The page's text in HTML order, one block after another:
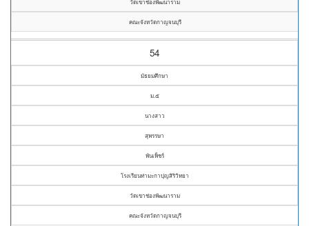
วัดเขาช่องพัฒนาราม
คณะจังหวัดกาญจนบุรี
54
มัธยมศึกษา
ม.๕
นางสาว
สุพรรษา
พันเพ็ชร์
โรงเรียนท่ามะกาปุญสิริวิทยา
วัดเขาช่องพัฒนาราม
คณะจังหวัดกาญจนบุรี